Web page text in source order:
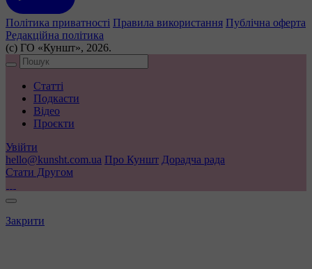
Політика приватності Правила використання Публічна оферта
Редакційна політика
(с) ГО «Куншт», 2026.
Статті
Подкасти
Відео
Проєкти
Увійти
hello@kunsht.com.ua Про Куншт Дорадча рада
Стати Другом
Закрити